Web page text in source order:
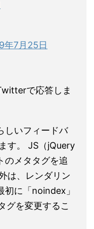
年7月25日
で応答しま
しいフィードバ
す。 JS（jQuery
のメタタグを追
は、レンダリン
初に「noindex」
グを変更するこ